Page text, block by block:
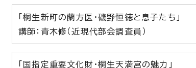
「桐生新町の蘭方医・磯野恒徳と息子たち」
講師：青木修（近現代部会調査員）
「国指定重要文化財・桐生天満宮の魅力」